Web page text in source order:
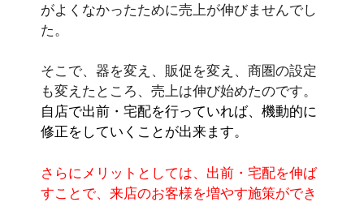
がよくなかったために売上が伸びませんでし
た。
そこで、器を変え、販促を変え、商圏の設定
も変えたところ、売上は伸び始めたのです。
自店で出前・宅配を行っていれば、機動的に
修正をしていくことが出来ます。
さらにメリットとしては、出前・宅配を伸ば
すことで、来店のお客様を増やす施策ができ